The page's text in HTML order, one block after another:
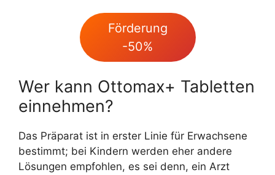
Förderung
-50%
Wer kann Ottomax+ Tabletten
einnehmen?
Das Präparat ist in erster Linie für Erwachsene
bestimmt; bei Kindern werden eher andere
Lösungen empfohlen, es sei denn, ein Arzt